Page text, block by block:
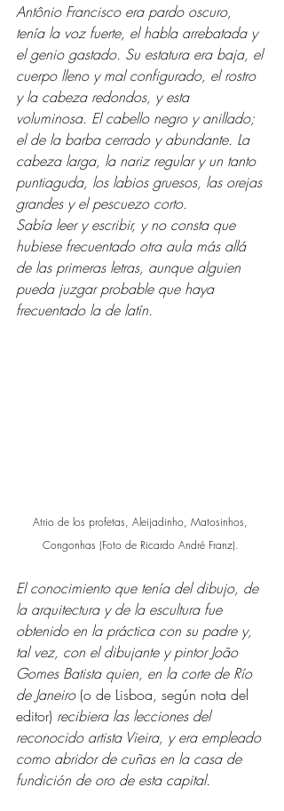
Antônio Francisco era pardo oscuro,
tenía la voz fuerte, el habla arrebatada y
el genio gastado. Su estatura era baja, el
cuerpo lleno y mal configurado, el rostro
y la cabeza redondos, y esta
voluminosa. El cabello negro y anillado;
el de la barba cerrado y abundante. La
cabeza larga, la nariz regular y un tanto
puntiaguda, los labios gruesos, las orejas
grandes y el pescuezo corto.
Sabía leer y escribir, y no consta que
hubiese frecuentado otra aula más allá
de las primeras letras, aunque alguien
pueda juzgar probable que haya
frecuentado la de latín.
Atrio de los profetas, Aleijadinho, Matosinhos,
Congonhas (Foto de Ricardo André Franz).
El conocimiento que tenía del dibujo, de
la arquitectura y de la escultura fue
obtenido en la práctica con su padre y,
tal vez, con el dibujante y pintor João
Gomes Batista quien, en la corte de Río
de Janeiro (o de Lisboa, según nota del
editor) recibiera las lecciones del
reconocido artista Vieira, y era empleado
como abridor de cuñas en la casa de
fundición de oro de esta capital.